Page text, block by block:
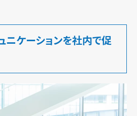
ニケーションを社内で促